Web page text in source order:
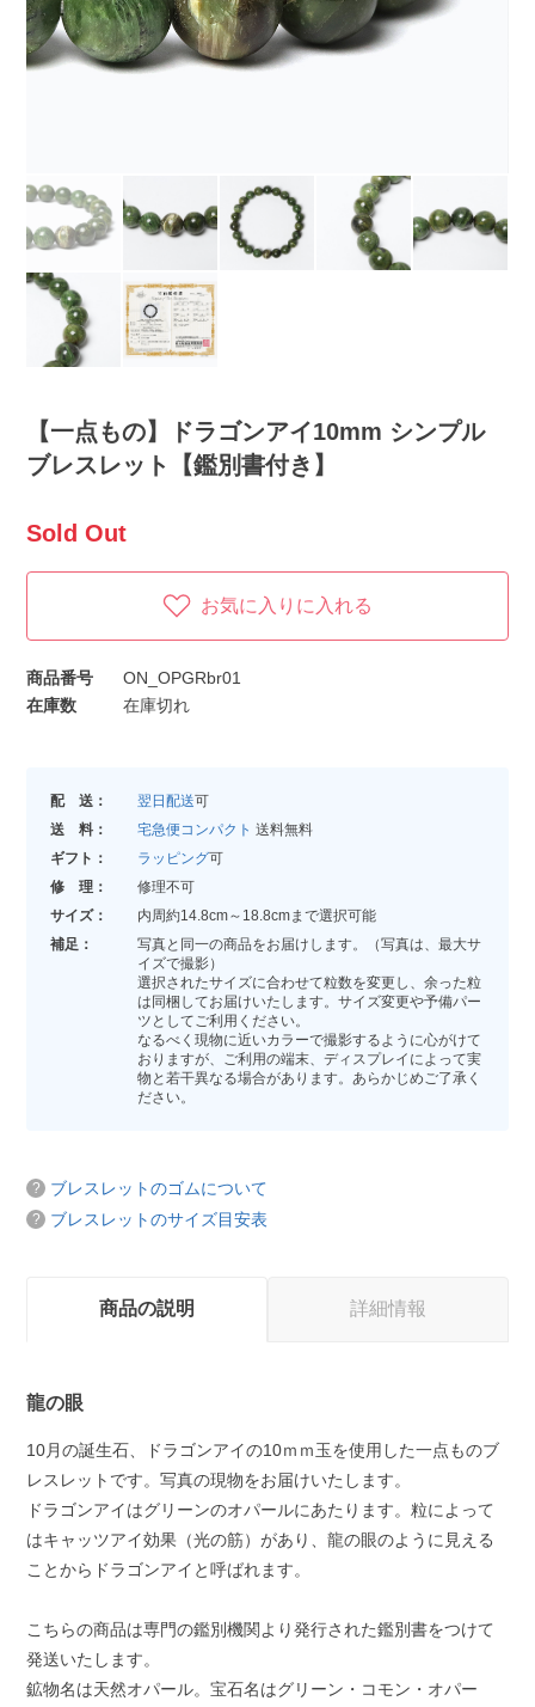
【一点もの】ドラゴンアイ10mm シンプル
ブレスレット【鑑別書付き】
Sold Out
お気に入りに入れる
商品番号
ON_OPGRbr01
在庫数
在庫切れ
配 送： 翌日配送可
送 料：
宅急便コンパクト 送料無料
ギフト：
ラッピング可
修 理：
修理不可
サイズ：
内周約14.8cm～18.8cmまで選択可能
補足：
写真と同一の商品をお届けします。（写真は、最大サ
イズで撮影）
選択されたサイズに合わせて粒数を変更し、余った粒
は同梱してお届けいたします。サイズ変更や予備パー
ツとしてご利用ください。
なるべく現物に近いカラーで撮影するように心がけて
おりますが、ご利用の端末、ディスプレイによって実
物と若干異なる場合があります。あらかじめご了承く
ださい。
ブレスレットのゴムについて
ブレスレットのサイズ目安表
商品の説明 詳細情報
龍の眼
10月の誕生石、ドラゴンアイの10ｍｍ玉を使用した一点ものブ
レスレットです。写真の現物をお届けいたします。
ドラゴンアイはグリーンのオパールにあたります。粒によって
はキャッツアイ効果（光の筋）があり、龍の眼のように見える
ことからドラゴンアイと呼ばれます。
こちらの商品は専門の鑑別機関より発行された鑑別書をつけて
発送いたします。
鉱物名は天然オパール。宝石名はグリーン・コモン・オパー